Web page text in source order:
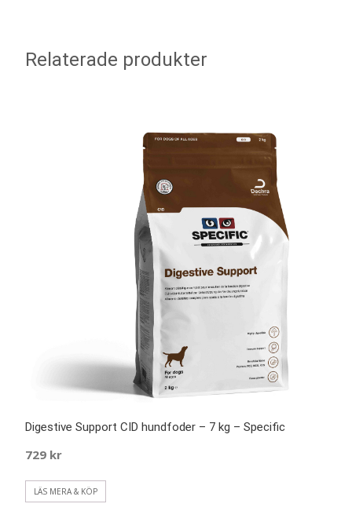
Relaterade produkter
Digestive Support CID hundfoder – 7 kg – Specific
729 kr
LÄS MERA & KÖP